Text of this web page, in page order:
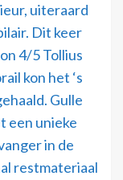
uiteraard
Dit keer
4/5 Tollius
kon het ‘s
Gulle
een unieke
in de
restmateriaal